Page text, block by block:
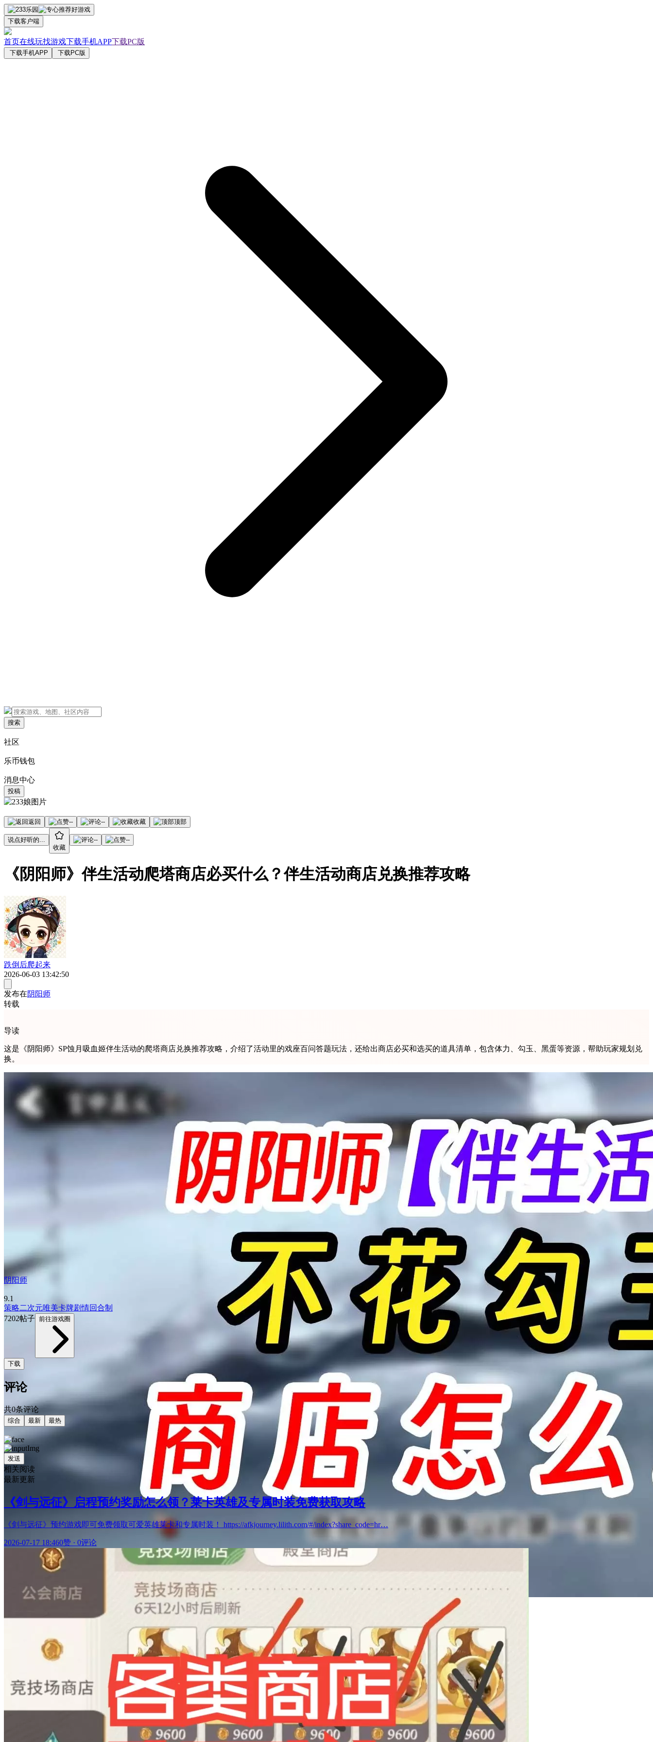
下载客户端
首页在线玩找游戏下载手机APP下载PC版
下载手机APP 下载PC版
搜索
社区
乐币钱包
消息中心
投稿
返回 -- -- 收藏 顶部
说点好听的...
收藏
-- --
《阴阳师》伴生活动爬塔商店必买什么？伴生活动商店兑换推荐攻略
跌倒后爬起来
2026-06-03 13:42:50
发布在阴阳师
转载
导读
这是《阴阳师》SP蚀月吸血姬伴生活动的爬塔商店兑换推荐攻略，介绍了活动里的戏座百问答题玩法，还给出商店必买和选买的道具清单，包含体力、勾玉、黑蛋等资源，帮助玩家规划兑
换。
阴阳师
9.1
策略二次元唯美卡牌剧情回合制
7202帖子 前往游戏圈
下载
评论
共0条评论
综合 最新 最热
发送
相关阅读
最新更新
《剑与远征》启程预约奖励怎么领？莱卡英雄及专属时装免费获取攻略
《剑与远征》预约游戏即可免费领取可爱英雄莱卡和专属时装！ https://afkjourney.lilith.com/#/index?share_code=hr…
2026-07-17 18:460赞 · 0评论